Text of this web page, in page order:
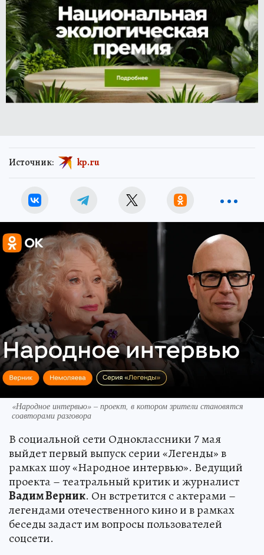
Источник: kp.ru
«Народное интервью» – проект, в котором зрители становятся
соавторами разговора
В социальной сети Одноклассники 7 мая
выйдет первый выпуск серии «Легенды» в
рамках шоу «Народное интервью». Ведущий
проекта – театральный критик и журналист
Вадим Верник. Он встретится с актерами –
легендами отечественного кино и в рамках
беседы задаст им вопросы пользователей
соцсети.